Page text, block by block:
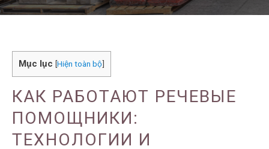
Mục lục [Hiện toàn bộ]
КАК РАБОТАЮТ РЕЧЕВЫЕ
ПОМОЩНИКИ:
ТЕХНОЛОГИИ И